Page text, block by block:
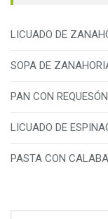
LICUADO DE
SOPA DE
PAN CON
LICUADO DE
PASTA CON